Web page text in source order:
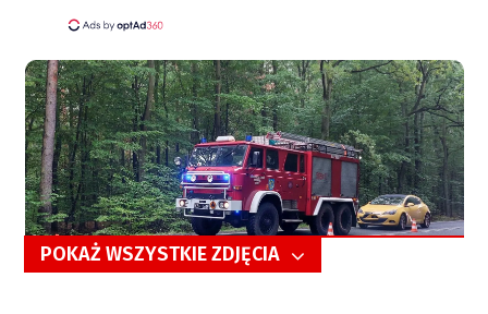
POKAŻ WSZYSTKIE ZDJĘCIA